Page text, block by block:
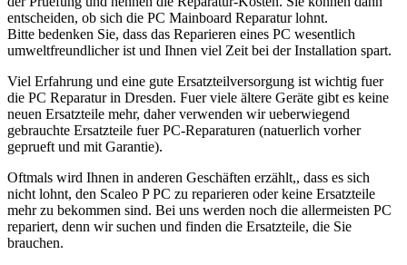
entscheiden, ob sich die PC Mainboard Reparatur lohnt.
Bitte bedenken Sie, dass das Reparieren eines PC wesentlich
umweltfreundlicher ist und Ihnen viel Zeit bei der Installation spart.
Viel Erfahrung und eine gute Ersatzteilversorgung ist wichtig fuer
die PC Reparatur in Dresden. Fuer viele ältere Geräte gibt es keine
neuen Ersatzteile mehr, daher verwenden wir ueberwiegend
gebrauchte Ersatzteile fuer PC-Reparaturen (natuerlich vorher
geprueft und mit Garantie).
Oftmals wird Ihnen in anderen Geschäften erzählt,, dass es sich
nicht lohnt, den Scaleo P PC zu reparieren oder keine Ersatzteile
mehr zu bekommen sind. Bei uns werden noch die allermeisten PC
repariert, denn wir suchen und finden die Ersatzteile, die Sie
brauchen.